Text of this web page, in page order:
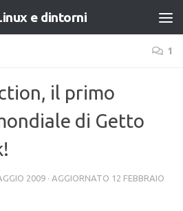
e dintorni
1
il primo
di Getto
2009 · AGGIORNATO 12 FEBBRAIO